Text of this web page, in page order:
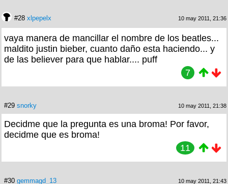
#28 xlpepelx 10 may 2011, 21:36
vaya manera de mancillar el nombre de los beatles...
maldito justin bieber, cuanto daño esta haciendo... y
de las believer para que hablar.... puff
7
#29 snorky 10 may 2011, 21:38
Decidme que la pregunta es una broma! Por favor,
decidme que es broma!
11
#30 gemmagd_13 10 may 2011, 21:43